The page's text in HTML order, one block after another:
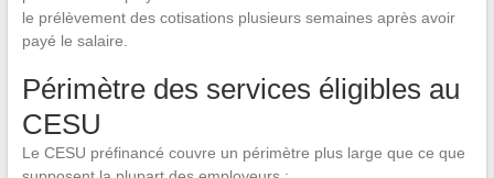
le prélèvement des cotisations plusieurs semaines après avoir
payé le salaire.
Périmètre des services éligibles au
CESU
Le CESU préfinancé couvre un périmètre plus large que ce que